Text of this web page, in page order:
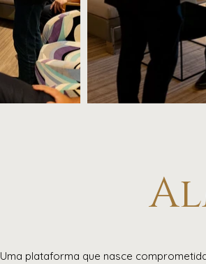
Uma plataforma que nasce comprometida